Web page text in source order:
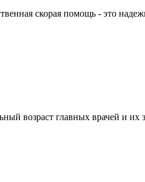
скорая помощь - это
возраст главных врачей и